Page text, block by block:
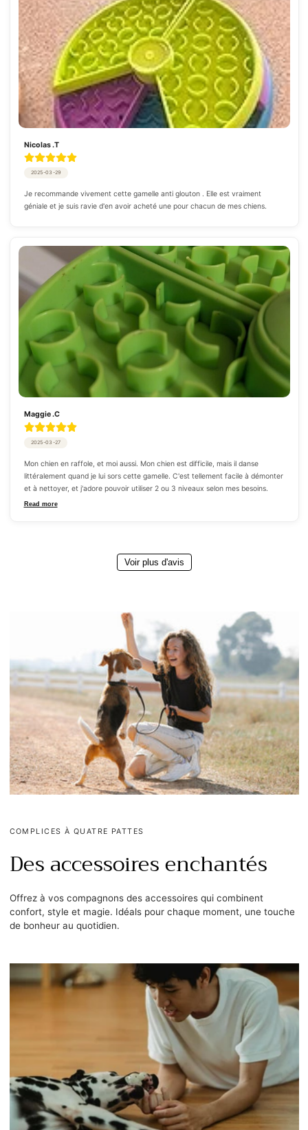
Nicolas .T
2025-03-29
Je recommande vivement cette gamelle anti glouton . Elle est vraiment
géniale et je suis ravie d'en avoir acheté une pour chacun de mes chiens.
Maggie .C
2025-03-27
Mon chien en raffole, et moi aussi. Mon chien est difficile, mais il danse
littéralement quand je lui sors cette gamelle. C'est tellement facile à démonter
et à nettoyer, et j'adore pouvoir utiliser 2 ou 3 niveaux selon mes besoins.
Read more
Voir plus d'avis
COMPLICES À QUATRE PATTES
Des accessoires enchantés
Offrez à vos compagnons des accessoires qui combinent
confort, style et magie. Idéals pour chaque moment, une touche
de bonheur au quotidien.